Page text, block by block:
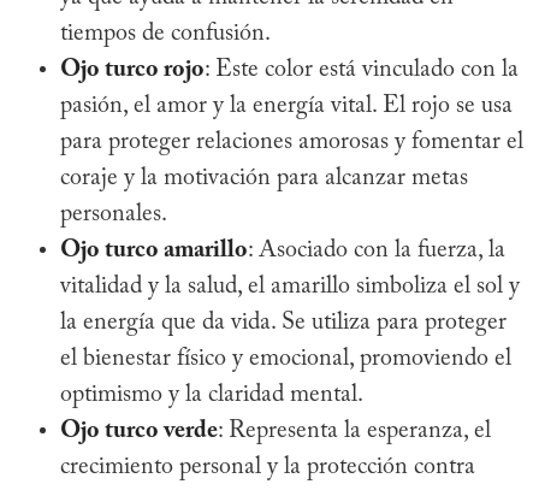
tiempos de confusión.
Ojo turco rojo: Este color está vinculado con la
pasión, el amor y la energía vital. El rojo se usa
para proteger relaciones amorosas y fomentar el
coraje y la motivación para alcanzar metas
personales.
Ojo turco amarillo: Asociado con la fuerza, la
vitalidad y la salud, el amarillo simboliza el sol y
la energía que da vida. Se utiliza para proteger
el bienestar físico y emocional, promoviendo el
optimismo y la claridad mental.
Ojo turco verde: Representa la esperanza, el
crecimiento personal y la protección contra